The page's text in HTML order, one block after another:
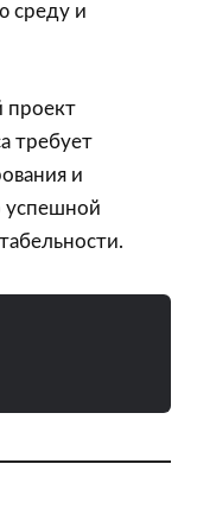
среду и
проект
требует
и
успешной